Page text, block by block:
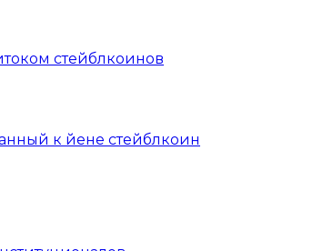
стейблкоинов
к йене стейблкоин